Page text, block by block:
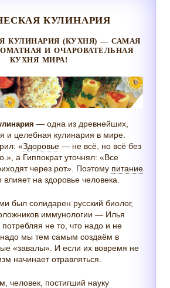
КУЛИНАРИЯ
КУЛИНАРИЯ (КУХНЯ) — САМАЯ
И ОЧАРОВАТЕЛЬНАЯ
КУХНЯ МИРА!
— одна из древнейших,
и целебная кулинария в мире.
«Здоровье — не всё, но всё без
а Гиппократ уточнял: «Все
через рот». Поэтому питание
на здоровье человека.
был солидарен русский биолог,
иммунологии — Илья
не то, что надо и не
надо мы тем самым создаём в
«завалы». И если их вовремя не
начинает отравляться.
человек, постигший науку